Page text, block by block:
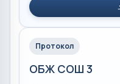
Протокол
ОБЖ СОШ 3